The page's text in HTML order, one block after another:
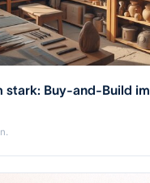
stark: Buy-and-Build im